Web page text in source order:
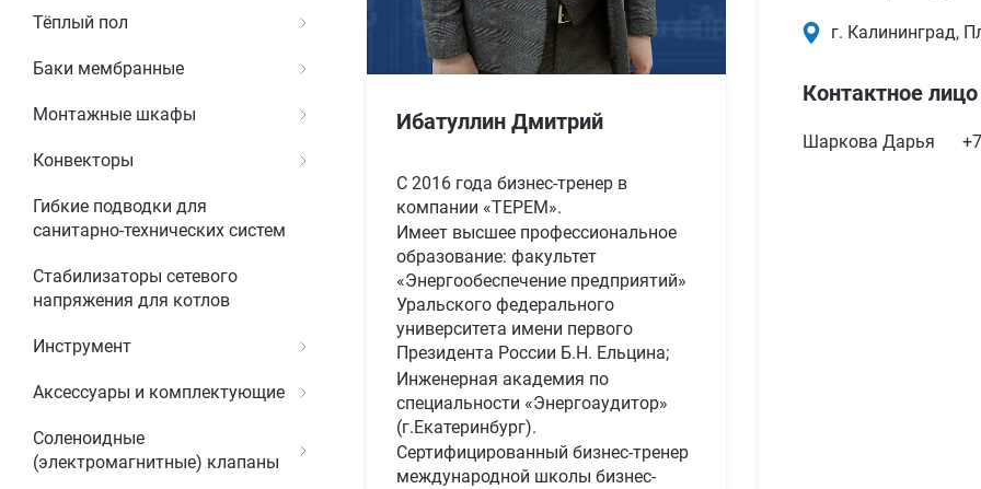
Тёплый пол
Баки мембранные
Монтажные шкафы
Конвекторы
Гибкие подводки для
санитарно-технических систем
Стабилизаторы сетевого
напряжения для котлов
Инструмент
Аксессуары и комплектующие
Соленоидные
(электромагнитные) клапаны
Ибатуллин Дмитрий
С 2016 года бизнес-тренер в
компании «ТЕРЕМ».
Имеет высшее профессиональное
образование: факультет
«Энергообеспечение предприятий»
Уральского федерального
университета имени первого
Президента России Б.Н. Ельцина;
Инженерная академия по
специальности «Энергоаудитор»
(г.Екатеринбург).
Сертифицированный бизнес-тренер
международной школы бизнес-
г. Калининград,
Контактное лицо
Шаркова Дарья